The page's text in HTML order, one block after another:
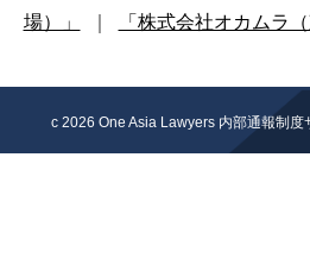
場）」
「株式会社オカムラ
c 2026 One Asia Lawyers 内部通報制度